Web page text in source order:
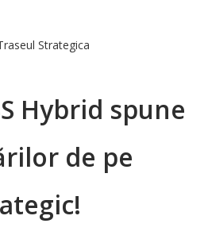
Strategica
Hybrid spune
de pe